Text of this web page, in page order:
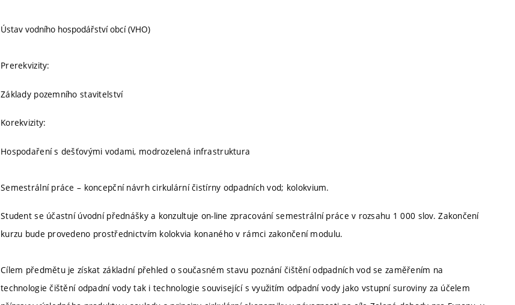
Ústav vodního hospodářství obcí (VHO)
Prerekvizity:
Základy pozemního stavitelství
Korekvizity:
Hospodaření s dešťovými vodami, modrozelená infrastruktura
Semestrální práce – koncepční návrh cirkulární čistírny odpadních vod; kolokvium.
Student se účastní úvodní přednášky a konzultuje on-line zpracování semestrální práce v rozsahu 1 000 slov. Zakončení
kurzu bude provedeno prostřednictvím kolokvia konaného v rámci zakončení modulu.
Cílem předmětu je získat základní přehled o současném stavu poznání čištění odpadních vod se zaměřením na
technologie čištění odpadní vody tak i technologie související s využitím odpadní vody jako vstupní suroviny za účelem